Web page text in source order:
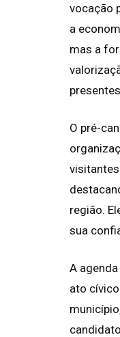
vocação
a
mas a
O pré-
região.
sua
A
ato